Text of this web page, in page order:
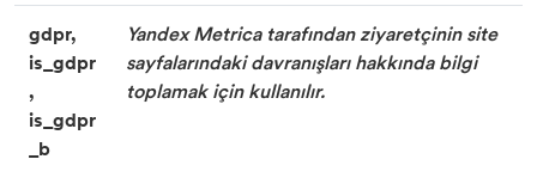
gdpr,
is_gdpr
,
is_gdpr
_b
Yandex Metrica tarafından ziyaretçinin site
sayfalarındaki davranışları hakkında bilgi
toplamak için kullanılır.